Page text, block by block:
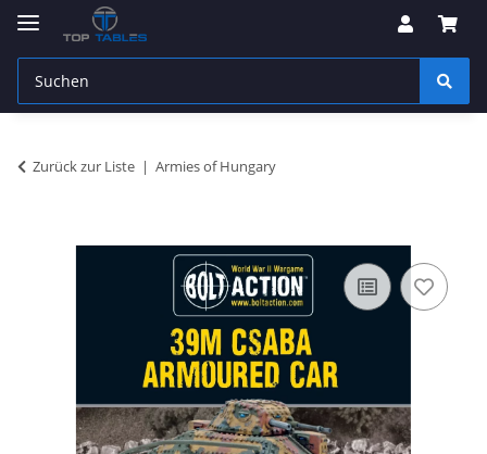
Zurück zur Liste Armies of Hungary